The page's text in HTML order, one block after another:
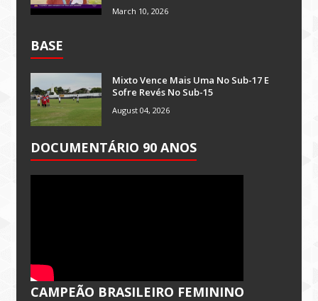
March 10, 2026
BASE
Mixto Vence Mais Uma No Sub-17 E
Sofre Revés No Sub-15
August 04, 2026
DOCUMENTÁRIO 90 ANOS
CAMPEÃO BRASILEIRO FEMININO